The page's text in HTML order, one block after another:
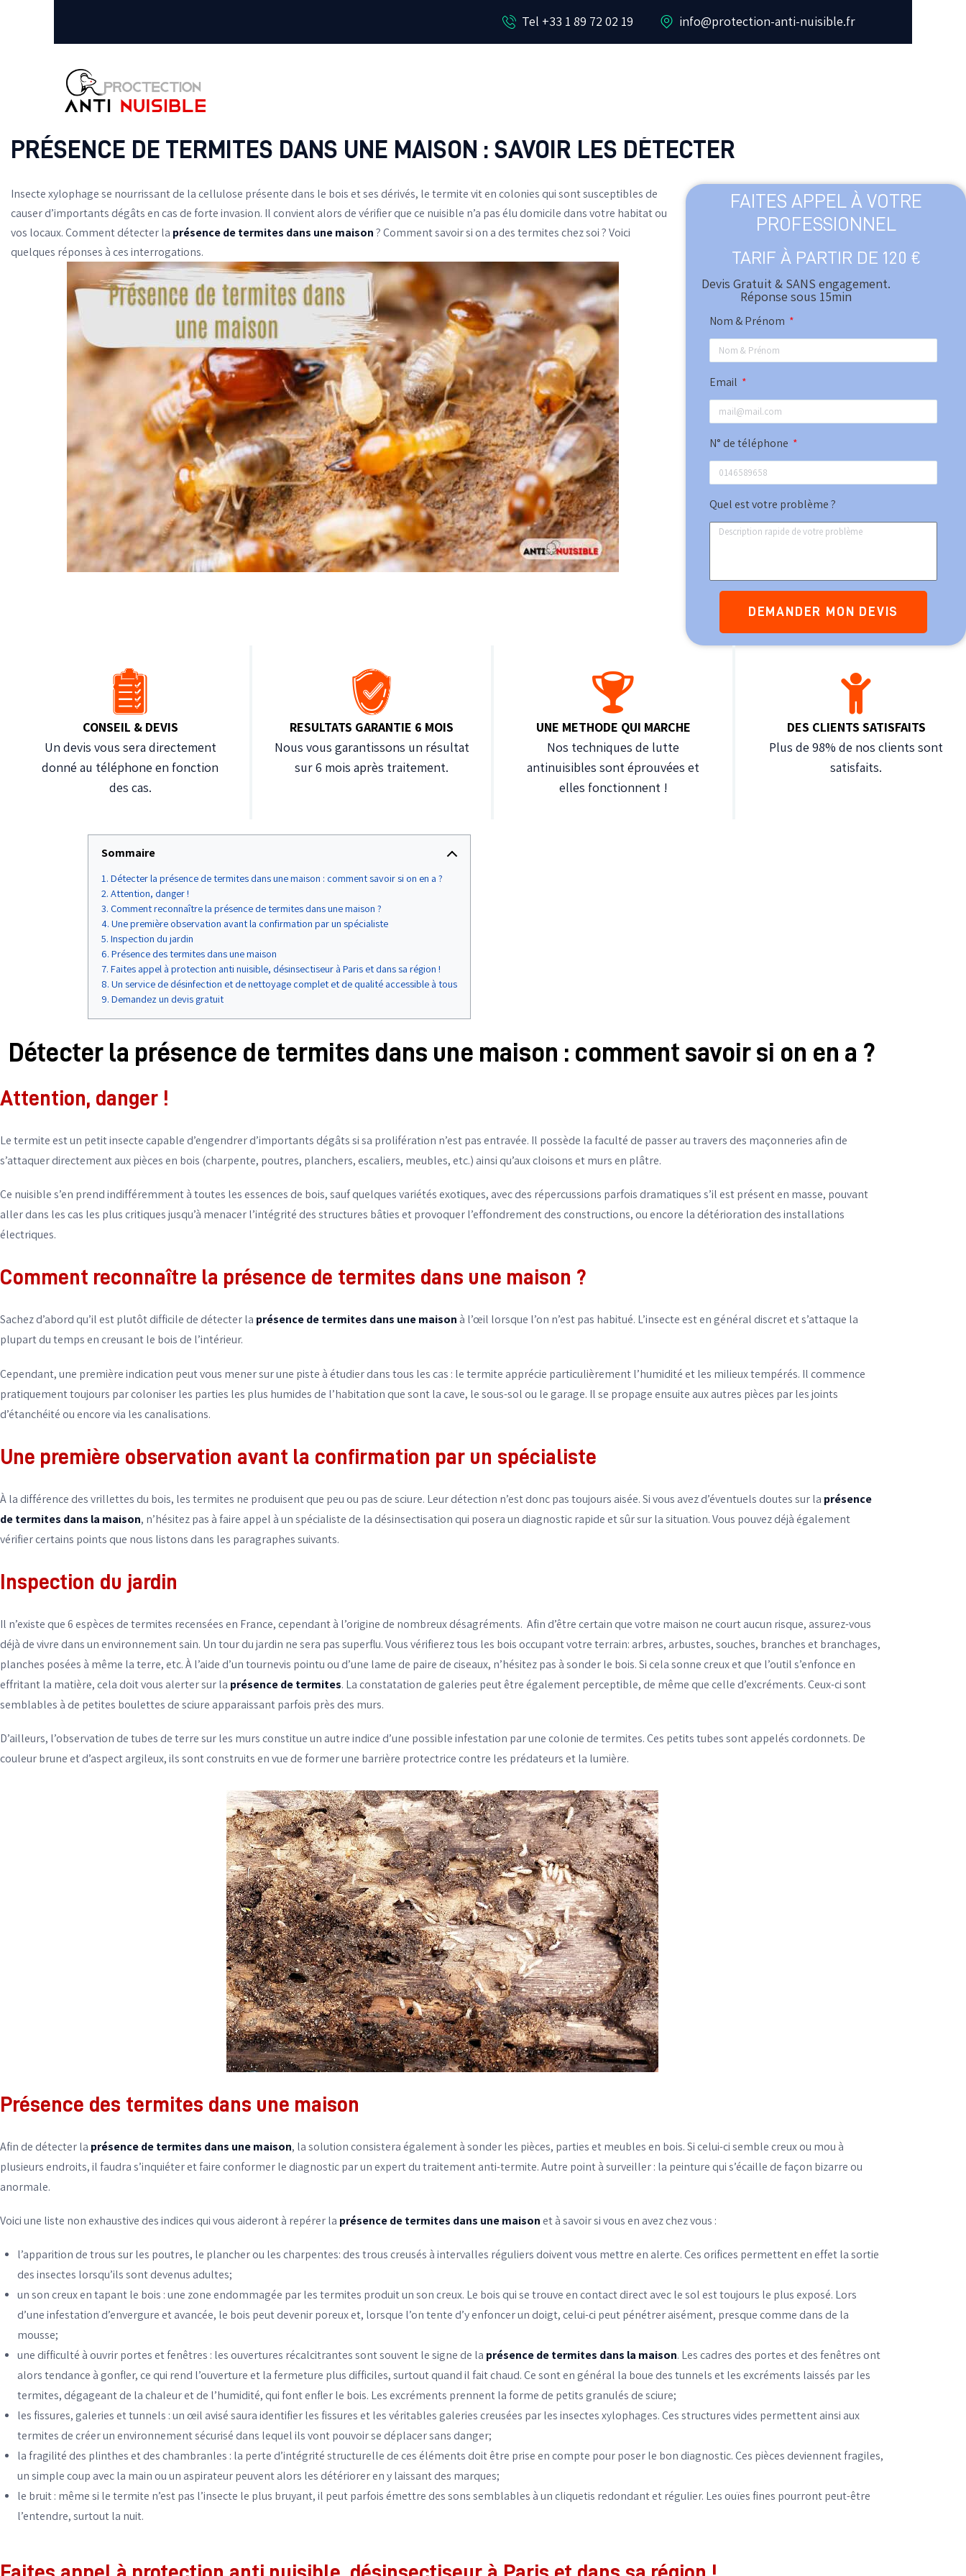
Tel +33 1 89 72 02 19 info@protection-anti-nuisible.fr
NOUS CONTACTER
PRÉSENCE DE TERMITES DANS UNE MAISON : SAVOIR LES DÉTECTER
Insecte xylophage se nourrissant de la cellulose présente dans le bois et ses dérivés, le termite vit en colonies qui sont susceptibles de
causer d’importants dégâts en cas de forte invasion. Il convient alors de vérifier que ce nuisible n’a pas élu domicile dans votre habitat ou
vos locaux. Comment détecter la présence de termites dans une maison ? Comment savoir si on a des termites chez soi ? Voici
quelques réponses à ces interrogations.
FAITES APPEL À VOTRE
PROFESSIONNEL
TARIF À PARTIR DE 120 €
Devis Gratuit & SANS engagement.
Réponse sous 15min​
Nom & Prénom
Email
N° de téléphone
Quel est votre problème ?
DEMANDER MON DEVIS
CONSEIL & DEVIS
Un devis vous sera directement
donné au téléphone en fonction
des cas.
RESULTATS GARANTIE 6 MOIS
Nous vous garantissons un résultat
sur 6 mois après traitement.
UNE METHODE QUI MARCHE
Nos techniques de lutte
antinuisibles sont éprouvées et
elles fonctionnent !
DES CLIENTS SATISFAITS
Plus de 98% de nos clients sont
satisfaits.
Sommaire
Détecter la présence de termites dans une maison : comment savoir si on en a ?
Attention, danger !
Comment reconnaître la présence de termites dans une maison ?
Une première observation avant la confirmation par un spécialiste​
Inspection du jardin
Présence des termites dans une maison
Faites appel à protection anti nuisible, désinsectiseur à Paris et dans sa région !
Un service de désinfection et de nettoyage complet et de qualité accessible à tous
Demandez un devis gratuit
Détecter la présence de termites dans une maison : comment savoir si on en a ?
Attention, danger !
Le termite est un petit insecte capable d’engendrer d’importants dégâts si sa prolifération n’est pas entravée. Il possède la faculté de passer au travers des maçonneries afin de
s’attaquer directement aux pièces en bois (charpente, poutres, planchers, escaliers, meubles, etc.) ainsi qu’aux cloisons et murs en plâtre.
Ce nuisible s’en prend indifféremment à toutes les essences de bois, sauf quelques variétés exotiques, avec des répercussions parfois dramatiques s’il est présent en masse, pouvant
aller dans les cas les plus critiques jusqu’à menacer l’intégrité des structures bâties et provoquer l’effondrement des constructions, ou encore la détérioration des installations
électriques.
Comment reconnaître la présence de termites dans une maison ?
Sachez d’abord qu’il est plutôt difficile de détecter la présence de termites dans une maison à l’œil lorsque l’on n’est pas habitué. L’insecte est en général discret et s’attaque la
plupart du temps en creusant le bois de l’intérieur.
Cependant, une première indication peut vous mener sur une piste à étudier dans tous les cas : le termite apprécie particulièrement l’humidité et les milieux tempérés. Il commence
pratiquement toujours par coloniser les parties les plus humides de l’habitation que sont la cave, le sous-sol ou le garage. Il se propage ensuite aux autres pièces par les joints
d’étanchéité ou encore via les canalisations.
Une première observation avant la confirmation par un spécialiste​
À la différence des vrillettes du bois, les termites ne produisent que peu ou pas de sciure. Leur détection n’est donc pas toujours aisée. Si vous avez d’éventuels doutes sur la présence
de termites dans la maison, n’hésitez pas à faire appel à un spécialiste de la désinsectisation qui posera un diagnostic rapide et sûr sur la situation. Vous pouvez déjà également
vérifier certains points que nous listons dans les paragraphes suivants.
Inspection du jardin
Il n’existe que 6 espèces de termites recensées en France, cependant à l’origine de nombreux désagréments. Afin d’être certain que votre maison ne court aucun risque, assurez-vous
déjà de vivre dans un environnement sain. Un tour du jardin ne sera pas superflu. Vous vérifierez tous les bois occupant votre terrain: arbres, arbustes, souches, branches et branchages,
planches posées à même la terre, etc. À l’aide d’un tournevis pointu ou d’une lame de paire de ciseaux, n’hésitez pas à sonder le bois. Si cela sonne creux et que l’outil s’enfonce en
effritant la matière, cela doit vous alerter sur la présence de termites. La constatation de galeries peut être également perceptible, de même que celle d’excréments. Ceux-ci sont
semblables à de petites boulettes de sciure apparaissant parfois près des murs.
D’ailleurs, l’observation de tubes de terre sur les murs constitue un autre indice d’une possible infestation par une colonie de termites. Ces petits tubes sont appelés cordonnets. De
couleur brune et d’aspect argileux, ils sont construits en vue de former une barrière protectrice contre les prédateurs et la lumière.
Présence des termites dans une maison
Afin de détecter la présence de termites dans une maison, la solution consistera également à sonder les pièces, parties et meubles en bois. Si celui-ci semble creux ou mou à
plusieurs endroits, il faudra s’inquiéter et faire conformer le diagnostic par un expert du traitement anti-termite. Autre point à surveiller : la peinture qui s’écaille de façon bizarre ou
anormale.
Voici une liste non exhaustive des indices qui vous aideront à repérer la présence de termites dans une maison et à savoir si vous en avez chez vous :
l’apparition de trous sur les poutres, le plancher ou les charpentes: des trous creusés à intervalles réguliers doivent vous mettre en alerte. Ces orifices permettent en effet la sortie
des insectes lorsqu’ils sont devenus adultes;
un son creux en tapant le bois : une zone endommagée par les termites produit un son creux. Le bois qui se trouve en contact direct avec le sol est toujours le plus exposé. Lors
d’une infestation d’envergure et avancée, le bois peut devenir poreux et, lorsque l’on tente d’y enfoncer un doigt, celui-ci peut pénétrer aisément, presque comme dans de la
mousse;
une difficulté à ouvrir portes et fenêtres : les ouvertures récalcitrantes sont souvent le signe de la présence de termites dans la maison. Les cadres des portes et des fenêtres ont
alors tendance à gonfler, ce qui rend l’ouverture et la fermeture plus difficiles, surtout quand il fait chaud. Ce sont en général la boue des tunnels et les excréments laissés par les
termites, dégageant de la chaleur et de l’humidité, qui font enfler le bois. Les excréments prennent la forme de petits granulés de sciure;
les fissures, galeries et tunnels : un œil avisé saura identifier les fissures et les véritables galeries creusées par les insectes xylophages. Ces structures vides permettent ainsi aux
termites de créer un environnement sécurisé dans lequel ils vont pouvoir se déplacer sans danger;
la fragilité des plinthes et des chambranles : la perte d’intégrité structurelle de ces éléments doit être prise en compte pour poser le bon diagnostic. Ces pièces deviennent fragiles,
un simple coup avec la main ou un aspirateur peuvent alors les détériorer en y laissant des marques;
le bruit : même si le termite n’est pas l’insecte le plus bruyant, il peut parfois émettre des sons semblables à un cliquetis redondant et régulier. Les ouïes fines pourront peut-être
l’entendre, surtout la nuit.